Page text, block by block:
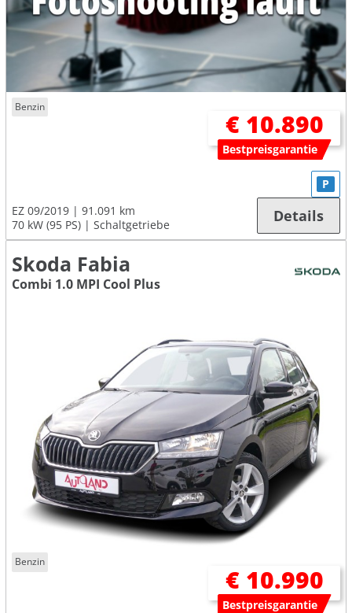
Benzin
€ 10.890
Bestpreisgarantie
EZ 09/2019
91.091 km
70 kW (95 PS)
Schaltgetriebe
P
Details
Skoda Fabia
Combi 1.0 MPI Cool Plus
Benzin
€ 10.990
Bestpreisgarantie